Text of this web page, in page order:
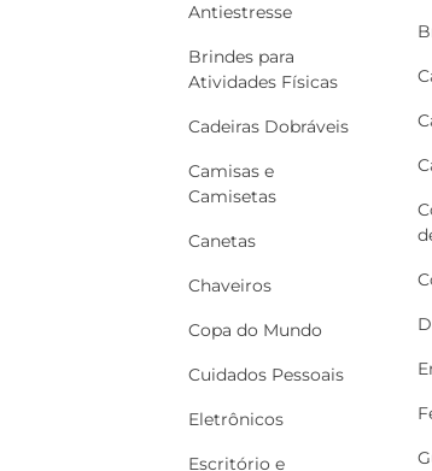
Antiestresse
Brindes para
Atividades Físicas
Cadeiras Dobráveis
Camisas e
Camisetas
Canetas
Chaveiros
Copa do Mundo
Cuidados Pessoais
Eletrônicos
Escritório e